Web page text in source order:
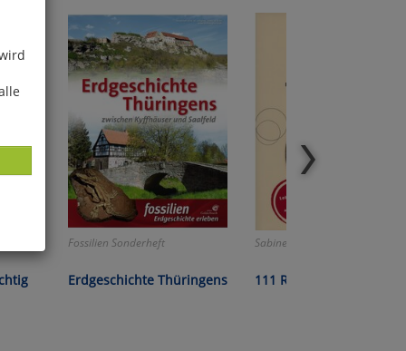
Fossilien Sonderheft
Erdgeschichte Thüringens
Sabine Schreiner:
111 Rezepte Reflux